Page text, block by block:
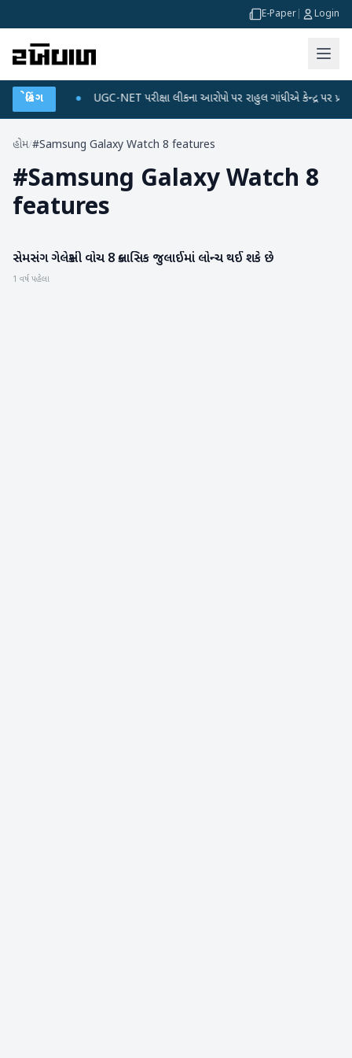
E-Paper Login
બ્રેકિંગ
પ્લાન UGC-NET પરીક્ષા લીકના આરોપો પર રાહુલ ગાંધીએ કેન્દ્ર પર પ્રહાર
હોમ/#Samsung Galaxy Watch 8 features
#Samsung Galaxy Watch 8
features
ગેજેટ
સેમસંગ ગેલેક્સી વોચ 8 ક્લાસિક જુલાઈમાં લોન્ચ થઈ શકે છે
1 વર્ષ પહેલા